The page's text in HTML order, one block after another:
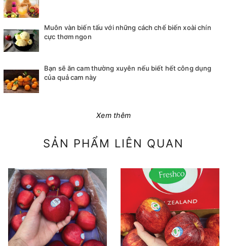
Muôn vàn biến tấu với những cách chế biến xoài chín
cực thơm ngon
Bạn sẽ ăn cam thường xuyên nếu biết hết công dụng
của quả cam này
Xem thêm
SẢN PHẨM LIÊN QUAN